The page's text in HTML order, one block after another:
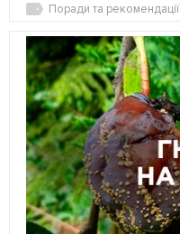
Поради та рекомендації